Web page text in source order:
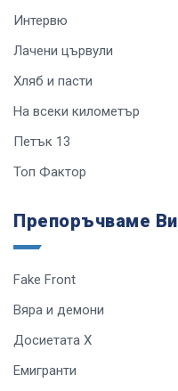
Интервю
Лачени цървули
Хляб и пасти
На всеки километър
Петък 13
Топ Фактор
Препоръчваме Ви
Fake Front
Вяра и демони
Досиетата Х
Емигранти